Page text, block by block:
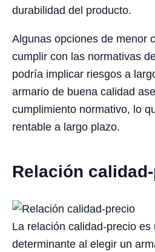
durabilidad del producto.
Algunas opciones de menor
cumplir con las normativas
podría implicar riesgos a
armario de buena calidad
cumplimiento normativo, lo
rentable a largo plazo.
Relación
La relación calidad-precio es
determinante al elegir un